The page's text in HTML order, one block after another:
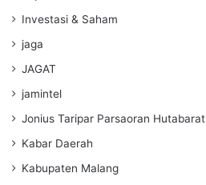
Investasi & Saham
jaga
JAGAT
jamintel
Jonius Taripar Parsaoran Hutabarat
Kabar Daerah
Kabupaten Malang